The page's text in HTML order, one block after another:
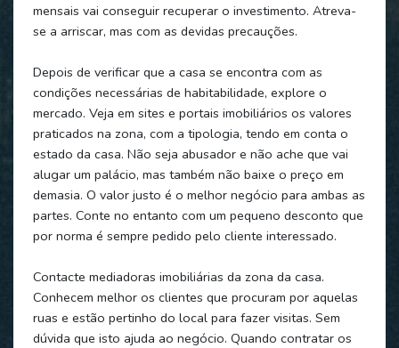
mensais vai conseguir recuperar o investimento. Atreva-
se a arriscar, mas com as devidas precauções.
Depois de verificar que a casa se encontra com as
condições necessárias de habitabilidade, explore o
mercado. Veja em sites e portais imobiliários os valores
praticados na zona, com a tipologia, tendo em conta o
estado da casa. Não seja abusador e não ache que vai
alugar um palácio, mas também não baixe o preço em
demasia. O valor justo é o melhor negócio para ambas as
partes. Conte no entanto com um pequeno desconto que
por norma é sempre pedido pelo cliente interessado.
Contacte mediadoras imobiliárias da zona da casa.
Conhecem melhor os clientes que procuram por aquelas
ruas e estão pertinho do local para fazer visitas. Sem
dúvida que isto ajuda ao negócio. Quando contratar os